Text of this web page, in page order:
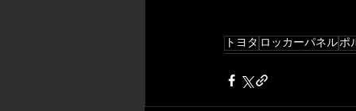
トヨタ ロッカーパネルポ